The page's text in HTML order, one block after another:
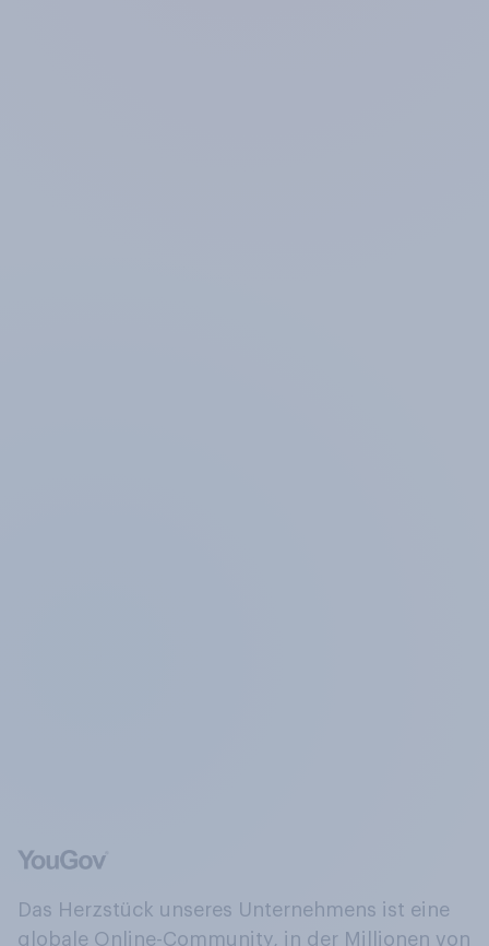
Das Herzstück unseres Unternehmens ist eine
globale Online-Community, in der Millionen von